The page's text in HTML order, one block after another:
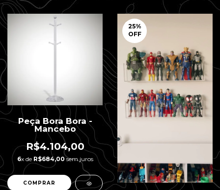
Peça Bora Bora -
Mancebo
R$4.104,00
6x de R$684,00 sem juros
25%
OFF